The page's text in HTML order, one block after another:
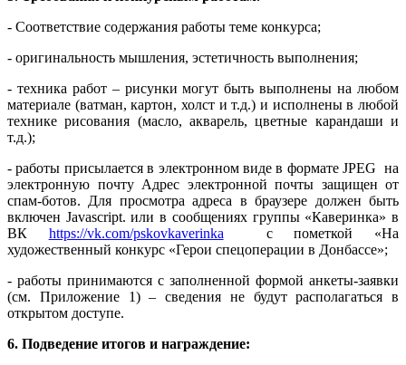
- Соответствие содержания работы теме конкурса;
- оригинальность мышления, эстетичность выполнения;
- техника работ – рисунки могут быть выполнены на любом
материале (ватман, картон, холст и т.д.) и исполнены в любой
технике рисования (масло, акварель, цветные карандаши и
т.д.);
- работы присылается в электронном виде в формате JPEG на
электронную почту Адрес электронной почты защищен от
спам-ботов. Для просмотра адреса в браузере должен быть
включен Javascript. или в сообщениях группы «Каверинка» в
ВК https://vk.com/pskovkaverinka с пометкой «На
художественный конкурс «Герои спецоперации в Донбассе»;
- работы принимаются с заполненной формой анкеты-заявки
(см. Приложение 1) – сведения не будут располагаться в
открытом доступе.
6. Подведение итогов и награждение: